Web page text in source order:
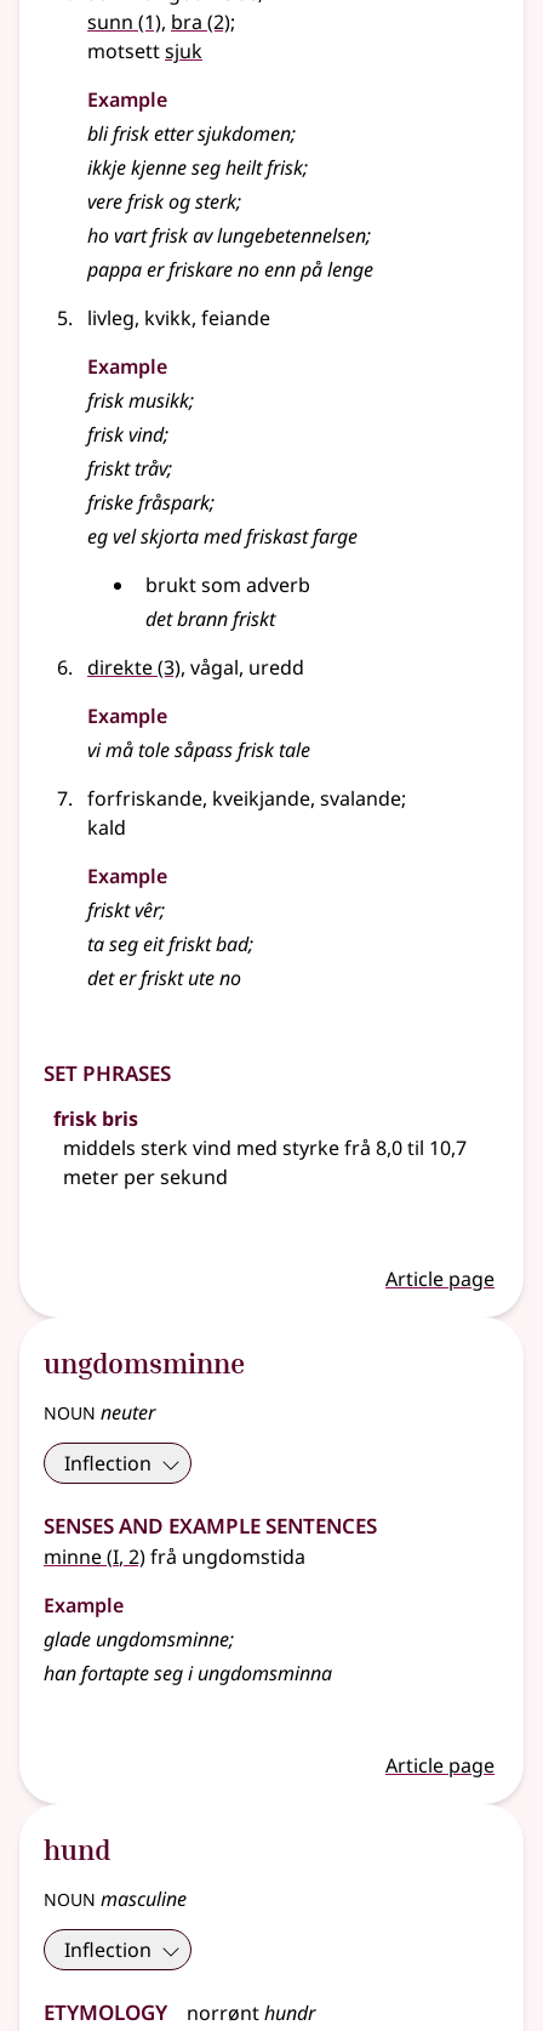
sunn (1), bra (2);
motsettsjuk
Example
bli frisk etter sjukdomen;
ikkje kjenne seg heilt frisk;
vere frisk og sterk;
ho vart frisk av lungebetennelsen;
pappa er friskare no enn på lenge
livleg, kvikk, feiande
Example
frisk musikk;
frisk vind;
friskt tråv;
friske fråspark;
eg vel skjorta med friskast farge
brukt som adverb
det brann friskt
direkte(3), vågal, uredd
Example
vi må tole såpass frisk tale
forfriskande, kveikjande, svalande;
kald
Example
friskt vêr;
ta seg eit friskt bad;
det er friskt ute no
Set phrases
frisk bris
middels sterk vind med styrke frå 8,0 til 10,7
meter per sekund
Article page
ungdomsminne
noun neuter
Inflection
Senses and Example Sentences
minne(1
I, 2)frå ungdomstida
Example
glade ungdomsminne;
han fortapte seg i ungdomsminna
Article page
hund
noun masculine
Inflection
Etymology norrønthundr